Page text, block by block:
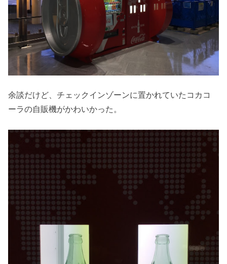
余談だけど、チェックインゾーンに置かれていたコカコ
ーラの自販機がかわいかった。